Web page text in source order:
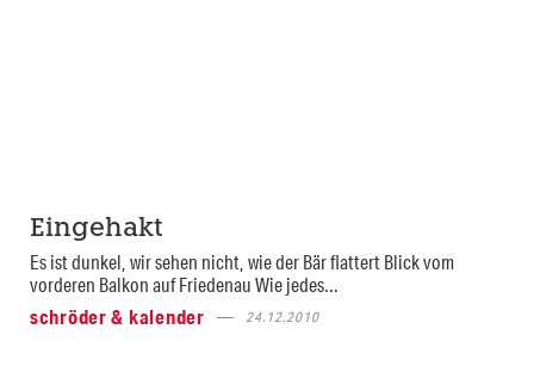
Eingehakt
Es ist dunkel, wir sehen nicht, wie der Bär flattert Blick vom
vorderen Balkon auf Friedenau Wie jedes...
schröder & kalender
24.12.2010